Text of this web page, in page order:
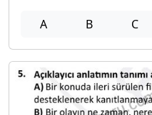
A B C